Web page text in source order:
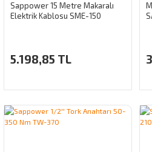
Sappower 15 Metre Makaralı
Elektrik Kablosu SME-150
5.198,85 TL